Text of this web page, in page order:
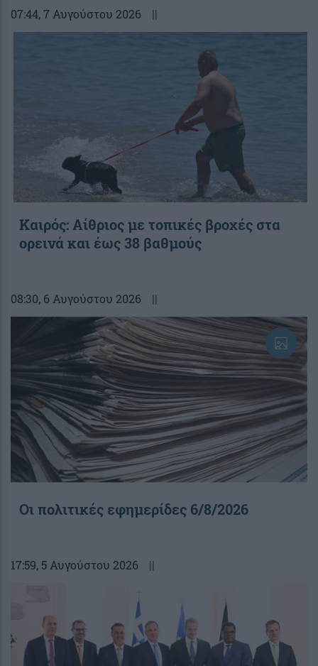
07:44, 7 Αυγούστου 2026 ||
Καιρός: Αίθριος με τοπικές βροχές στα
ορεινά και έως 38 βαθμούς
08:30, 6 Αυγούστου 2026 ||
Οι πολιτικές εφημερίδες 6/8/2026
17:59, 5 Αυγούστου 2026 ||